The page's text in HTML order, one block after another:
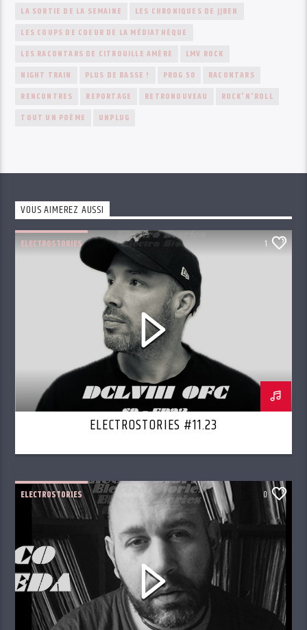
LA SORTIE DE LA SEMAINE
LES CHRONIQUES DE JJBEN
LES COUPS DE COEUR DE LA MÉDIATHÈQUE
LES RACONTARS DE CITROUILLE AMÈRE
LMV ROCK
NIGHT TRAIN
PLUS DE BASSE ! PROG 50
RACONTARS
RENCONTRES
REPORTAGE RETRONOUVEAU
ROCK'N'ROLL
TOUT UN POÈME
UNPLUG
VOUS AIMEREZ AUSSI
ELECTROSTORIES 1
ELECTROSTORIES #11.23
ELECTROSTORIES 0